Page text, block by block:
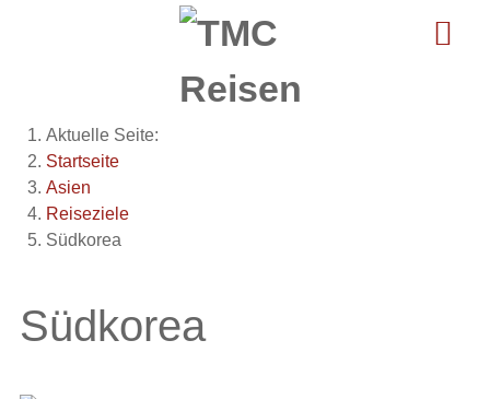
Aktuelle Seite:
Startseite
Asien
Reiseziele
Südkorea
Südkorea